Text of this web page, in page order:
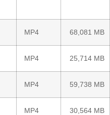
MP4 68,081 MB
MP4 25,714 MB
MP4 59,738 MB
MP4 30,564 MB